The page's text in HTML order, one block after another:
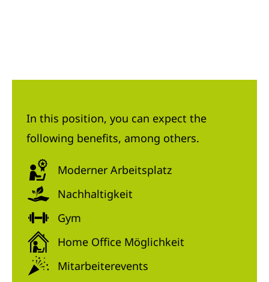
In this position, you can expect the
following benefits, among others.
Moderner Arbeitsplatz
Nachhaltigkeit
Gym
Home Office Möglichkeit
Mitarbeiterevents